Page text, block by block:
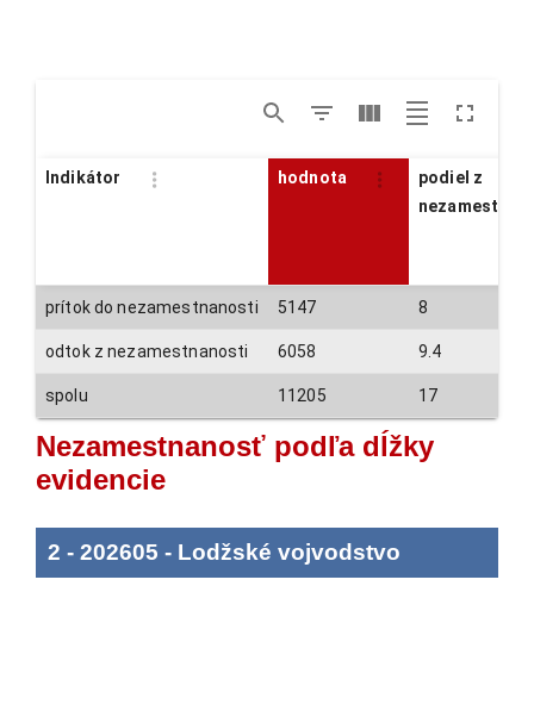
Indikátor hodnota
podiel z
prítok do nezamestnanosti 5147 8
odtok z nezamestnanosti 6058 9.4
spolu 11205 17
Nezamestnanosť podľa dĺžky
evidencie
2 - 202605 - Lodžské vojvodstvo